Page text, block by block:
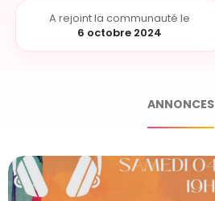
A rejoint la communauté le
6 octobre 2024
ANNONCES